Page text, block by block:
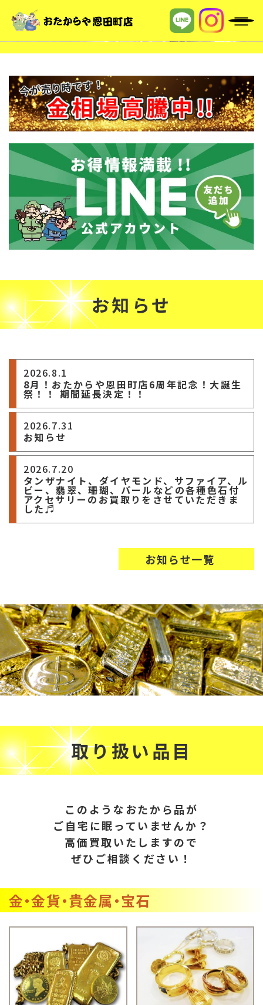
お知らせ
2026.8.1
8月！おたからや恩田町店6周年記念！大誕生
祭！！ 期間延長決定！！
2026.7.31
お知らせ
2026.7.20
タンザナイト、ダイヤモンド、サファイア、ル
ビー、翡翠、珊瑚、パールなどの各種色石付
アクセサリーのお買取りをさせていただきま
した♬
お知らせ一覧
取り扱い品目
このようなおたから品が
ご自宅に眠っていませんか？
高価買取いたしますので
ぜひご相談ください！
金・金貨・貴金属・宝石